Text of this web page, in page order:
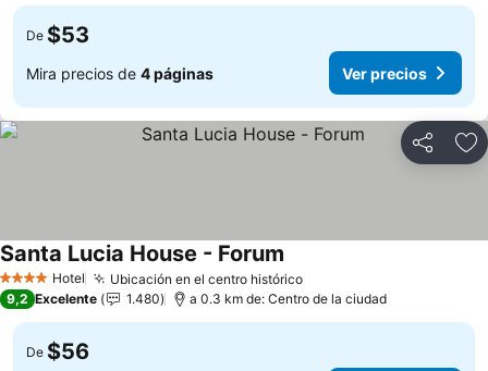
De $53
Mira precios de 4 páginas Ver precios
Compartir
4 EstrellasHotel Ubicación en el centro históricoVer precios
Santa Lucia House - Forum
9,2 Excelente 1.480 a 0.3 km de: Centro de la ciudad
De $56